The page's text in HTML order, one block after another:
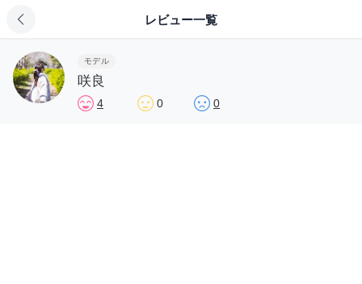
レビュー一覧
モデル
咲良
4 0 0